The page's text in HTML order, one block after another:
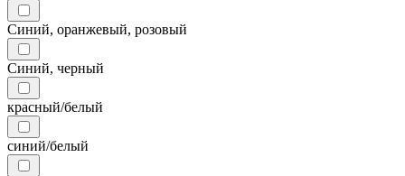
Синий, оранжевый, розовый
Синий, черный
красный/белый
синий/белый